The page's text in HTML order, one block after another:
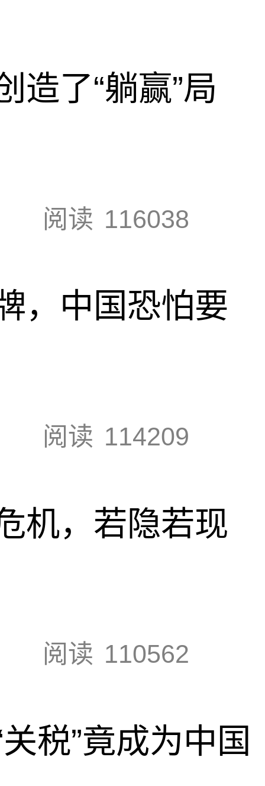
造了“躺赢”局
阅读 116038
，中国恐怕要
阅读 114209
机，若隐若现
阅读 110562
税”竟成为中国